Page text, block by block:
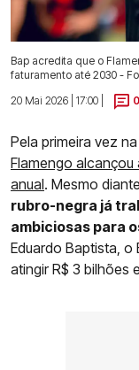
Bap acredita que o
faturamento até 2030 -
20 Mai 2026 | 17:00 |
0
Pela primeira vez
Flamengo alcançou
anual. Mesmo
rubro-negra já
ambiciosas para
Eduardo Baptista,
atingir R$ 3 bilhões